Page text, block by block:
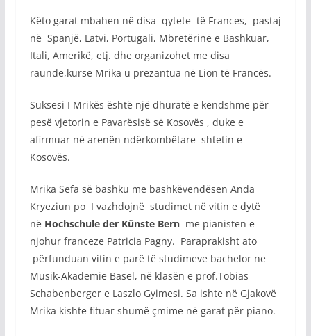
Këto garat mbahen në disa qytete të Frances, pastaj
në Spanjë, Latvi, Portugali, Mbretërinë e Bashkuar,
Itali, Amerikë, etj. dhe organizohet me disa
raunde,kurse Mrika u prezantua në Lion të Francës.
Suksesi I Mrikës është një dhuratë e këndshme për
pesë vjetorin e Pavarësisë së Kosovës , duke e
afirmuar në arenën ndërkombëtare shtetin e
Kosovës.
Mrika Sefa së bashku me bashkëvendësen Anda
Kryeziun po I vazhdojnë studimet në vitin e dytë
në Hochschule der Künste Bernme pianisten e
njohur franceze Patricia Pagny. Paraprakisht ato
përfunduan vitin e parë të studimeve bachelor ne
Musik-Akademie Basel, në klasën e prof.Tobias
Schabenberger e Laszlo Gyimesi. Sa ishte në Gjakovë
Mrika kishte fituar shumë çmime në garat për piano.